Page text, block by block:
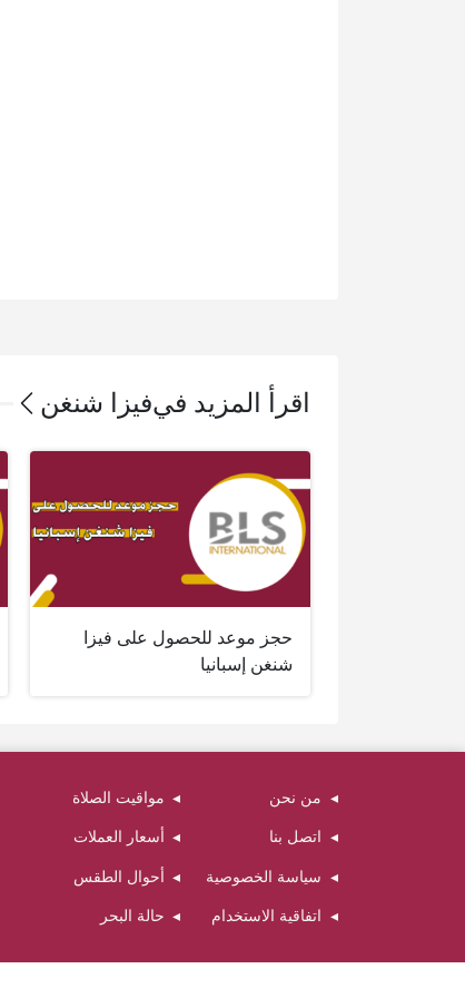
اقرأ المزيد فيفيزا شنغن
حجز موعد للحصول على فيزا
شنغن إسبانيا
من نحن
اتصل بنا
سياسة الخصوصية
اتفاقية الاستخدام
مواقيت الصلاة
أسعار العملات
أحوال الطقس
حالة البحر